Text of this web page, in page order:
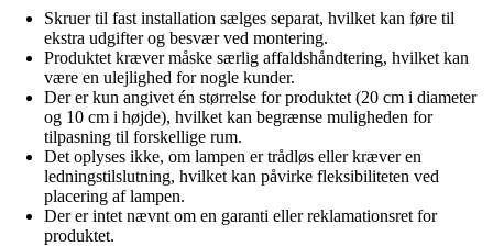
Skruer til fast installation sælges separat, hvilket kan føre til
ekstra udgifter og besvær ved montering.
Produktet kræver måske særlig affaldshåndtering, hvilket kan
være en ulejlighed for nogle kunder.
Der er kun angivet én størrelse for produktet (20 cm i diameter
og 10 cm i højde), hvilket kan begrænse muligheden for
tilpasning til forskellige rum.
Det oplyses ikke, om lampen er trådløs eller kræver en
ledningstilslutning, hvilket kan påvirke fleksibiliteten ved
placering af lampen.
Der er intet nævnt om en garanti eller reklamationsret for
produktet.